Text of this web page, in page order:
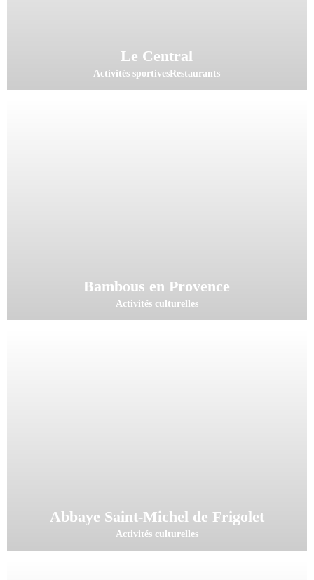
Le Central
Activités sportives Restaurants
Bambous en Provence
Activités culturelles
Abbaye Saint-Michel de Frigolet
Activités culturelles